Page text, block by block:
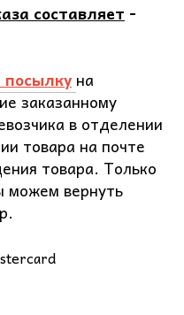
составляет -
посылку на
заказанному
в отделении
товара на почте
товара. Только
можем вернуть